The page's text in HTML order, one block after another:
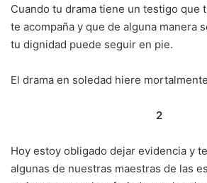
Cuando tu drama tiene un testigo que
te acompaña y que de alguna manera
tu dignidad puede seguir en pie.
El drama en soledad hiere
2
Hoy estoy obligado dejar evidencia y
algunas de nuestras maestras de las